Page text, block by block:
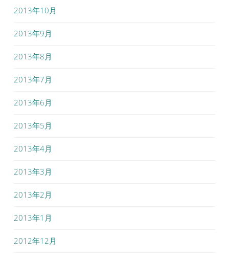
2013年10月
2013年9月
2013年8月
2013年7月
2013年6月
2013年5月
2013年4月
2013年3月
2013年2月
2013年1月
2012年12月